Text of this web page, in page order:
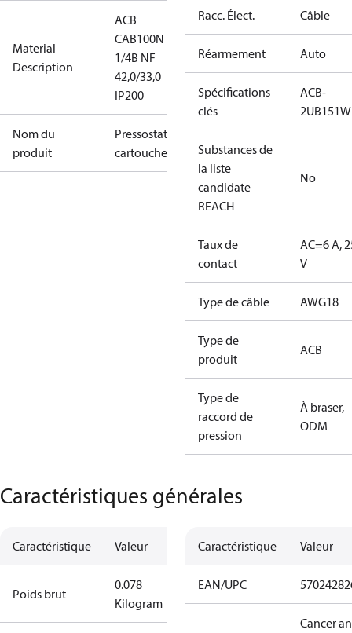
Material
Description
ACB
CAB100N
1/4B NF
42,0/33,0
IP200
Nom du
produit
Pressostat à
cartouche
Racc. Élect. Câble
Réarmement Auto
Spécifications
clés
ACB-
2UB151W
Substances de
la liste
candidate
REACH
No
Taux de
contact
AC=6 A,
V
Type de câble AWG18
Type de
produit
ACB
Type de
raccord de
pression
À braser,
ODM
Caractéristiques générales
Caractéristique Valeur
Poids brut
0.078
Kilogram
Caractéristique Valeur
EAN/UPC
Cancer